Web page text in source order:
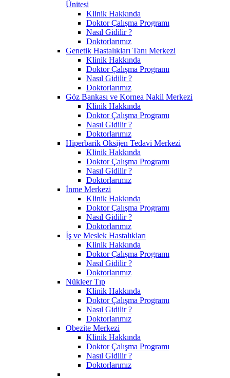
Ünitesi
Klinik Hakkında
Doktor Çalışma Programı
Nasıl Gidilir ?
Doktorlarımız
Genetik Hastalıkları Tanı Merkezi
Klinik Hakkında
Doktor Çalışma Programı
Nasıl Gidilir ?
Doktorlarımız
Göz Bankası ve Kornea Nakil Merkezi
Klinik Hakkında
Doktor Çalışma Programı
Nasıl Gidilir ?
Doktorlarımız
Hiperbarik Oksijen Tedavi Merkezi
Klinik Hakkında
Doktor Çalışma Programı
Nasıl Gidilir ?
Doktorlarımız
İnme Merkezi
Klinik Hakkında
Doktor Çalışma Programı
Nasıl Gidilir ?
Doktorlarımız
İş ve Meslek Hastalıkları
Klinik Hakkında
Doktor Çalışma Programı
Nasıl Gidilir ?
Doktorlarımız
Nükleer Tıp
Klinik Hakkında
Doktor Çalışma Programı
Nasıl Gidilir ?
Doktorlarımız
Obezite Merkezi
Klinik Hakkında
Doktor Çalışma Programı
Nasıl Gidilir ?
Doktorlarımız